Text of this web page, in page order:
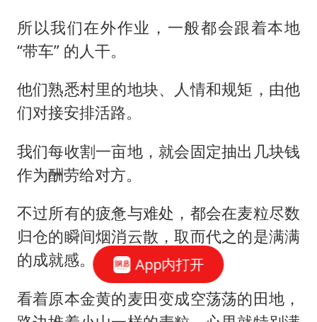
所以我们在外作业，一般都会跟着本地
“带车” 的人干。
他们熟悉村里的地块、人情和规矩，由他
们对接安排活路。
我们每收割一亩地，就会固定抽出几块钱
作为酬劳给对方。
不过所有的疲惫与难处，都会在麦粒尽数
归仓的瞬间烟消云散，取而代之的是满满
的成就感。
看着原本金黄的麦田变成空荡荡的田地，
App内打开